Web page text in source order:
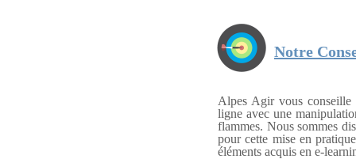
Notre
Alpes Agir vous conseille
ligne avec une
flammes. Nous sommes
pour cette mise en
éléments acquis en e-